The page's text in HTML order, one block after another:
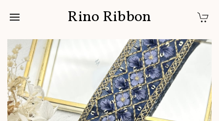
Rino Ribbon